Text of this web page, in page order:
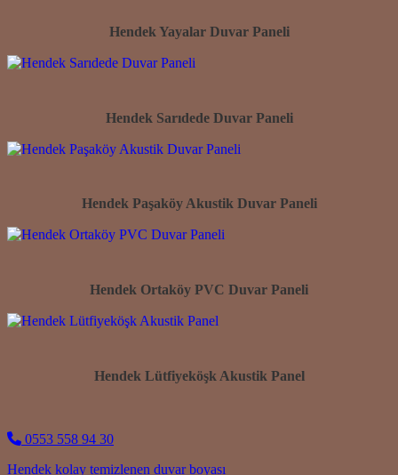
Hendek Yayalar Duvar Paneli
Hendek Sarıdede Duvar Paneli
Hendek Paşaköy Akustik Duvar Paneli
Hendek Ortaköy PVC Duvar Paneli
Hendek Lütfiyeköşk Akustik Panel
0553 558 94 30
Hendek kolay temizlenen duvar boyası